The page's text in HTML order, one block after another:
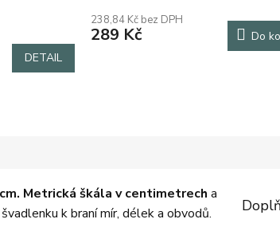
DETAIL
produktu
je
238,84 Kč bez DPH
289 Kč Do
Metrická škála v centimetrech a
k braní mír, délek a obvodů.